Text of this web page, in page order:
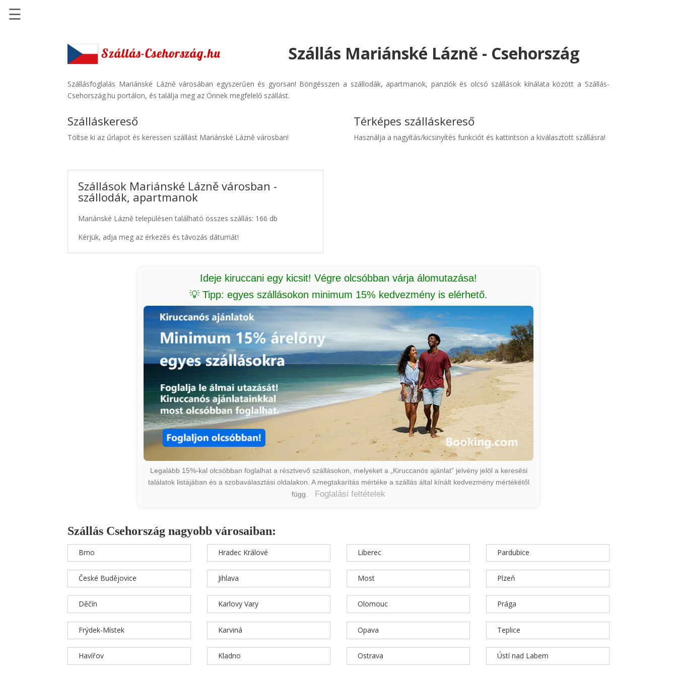
Szállásinfo.eu
pénzvisszatérítéssel
Autóbérlés
☰
Szállás Mariánské Lázně - Csehország
Szállásfoglalás Mariánské Lázně városában egyszerűen és gyorsan! Böngésszen a szállodák, apartmanok, panziók és olcsó szállások kínálata között a Szállás-
Csehország.hu portálon, és találja meg az Önnek megfelelő szállást.
Szálláskereső
Töltse ki az űrlapot és keressen szállást Mariánské Lázně városban!
Szállások Mariánské Lázně városban -
szállodák, apartmanok
Mariánské Lázně településen található összes szállás: 166 db
Kérjük, adja meg az érkezés és távozás dátumát!
Térképes szálláskereső
Használja a nagyítás/kicsinyítés funkciót és kattintson a kiválasztott szállásra!
Ideje kiruccani egy kicsit! Végre olcsóbban várja álomutazása!
💡 Tipp: egyes szállásokon minimum 15% kedvezmény is elérhető.
Legalább 15%-kal olcsóbban foglalhat a résztvevő szállásokon, melyeket a „Kiruccanós ajánlat” jelvény jelöl a keresési
találatok listájában és a szobaválasztási oldalakon. A megtakarítás mértéke a szállás által kínált kedvezmény mértékétől
függ.
Foglalási feltételek
Szállás Csehország nagyobb városaiban:
Brno
České Budějovice
Děčín
Frýdek-Místek
Havířov
Hradec Králové
Jihlava
Karlovy Vary
Karviná
Kladno
Liberec
Most
Olomouc
Opava
Ostrava
Pardubice
Plzeň
Prága
Teplice
Ústí nad Labem